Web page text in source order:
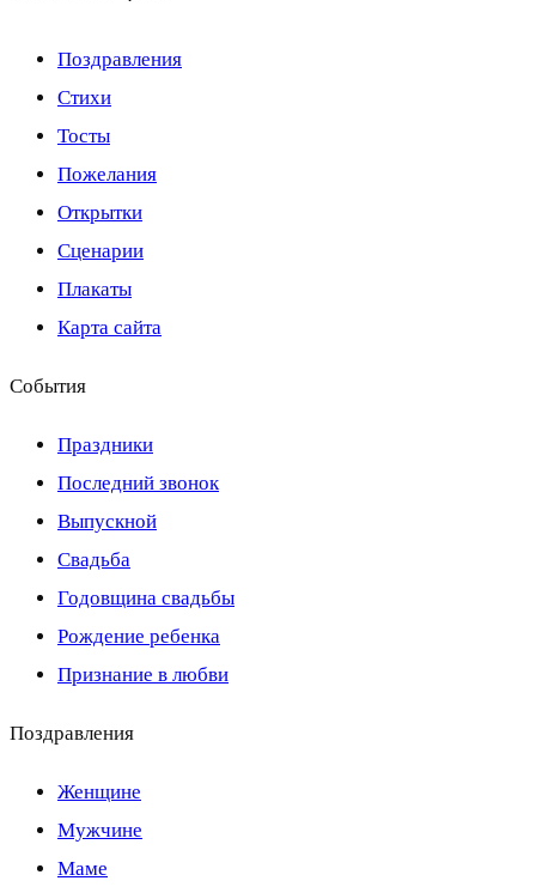
Поздравления
Стихи
Тосты
Пожелания
Открытки
Сценарии
Плакаты
Карта сайта
События
Праздники
Последний звонок
Выпускной
Свадьба
Годовщина свадьбы
Рождение ребенка
Признание в любви
Поздравления
Женщине
Мужчине
Маме